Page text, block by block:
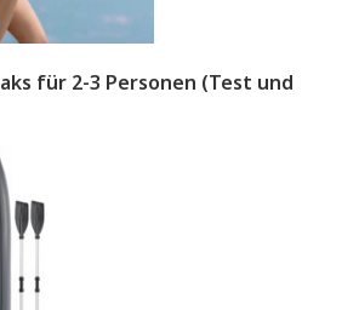
für 2-3 Personen (Test und